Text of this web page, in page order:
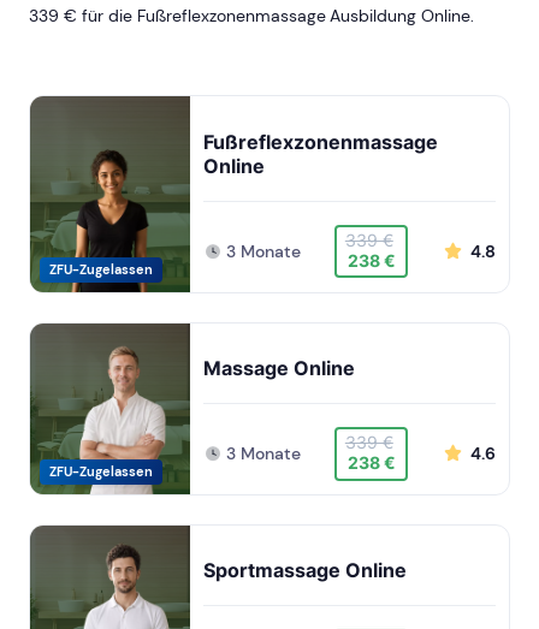
339 € für die Fußreflexzonenmassage Ausbildung Online.
ZFU-Zugelassen
Fußreflexzonenmassage
Online
3 Monate
339 €
238 €
4.8
ZFU-Zugelassen
Massage Online
3 Monate
339 €
238 €
4.6
Sportmassage Online